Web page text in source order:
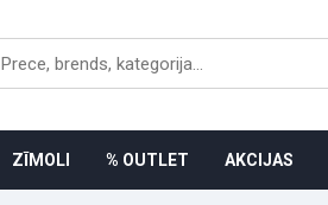
ZĪMOLI % OUTLET AKCIJAS